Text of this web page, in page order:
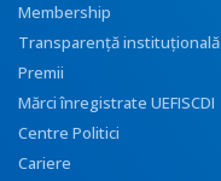
Membership
Transparenţă instituţională
Premii
Mărci înregistrate UEFISCDI
Centre Politici
Cariere